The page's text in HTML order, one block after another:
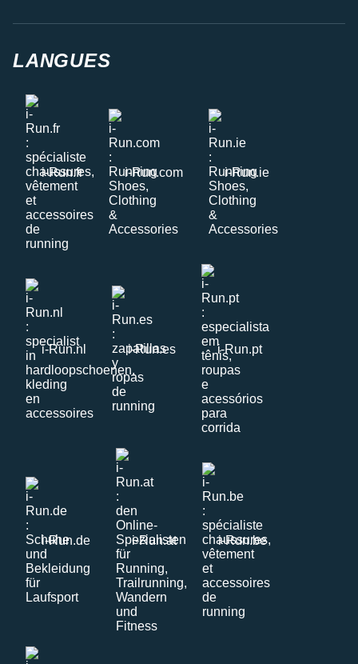
LANGUES
i-Run.fr i-Run.com i-Run.ie
i-Run.nl i-Run.es i-Run.pt
i-Run.de i-Run.at i-Run.be